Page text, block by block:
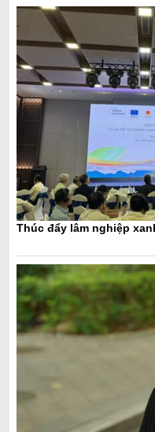
Thúc đẩy lâm nghiệp